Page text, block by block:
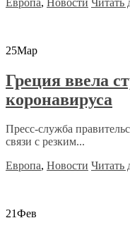
25Мар
Греция ввела
коронавируса
Пресс-служба
связи с резким...
Европа, Новости Читать
21Фев